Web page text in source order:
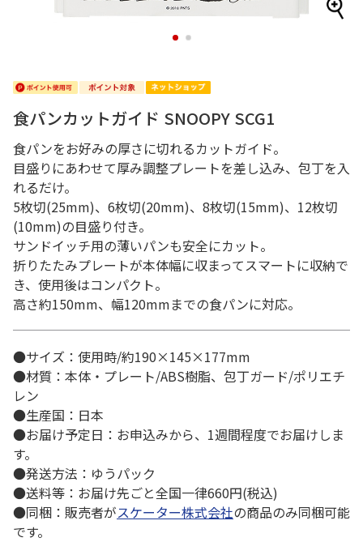
1 2
食パンカットガイド SNOOPY SCG1
食パンをお好みの厚さに切れるカットガイド。
目盛りにあわせて厚み調整プレートを差し込み、包丁を入
れるだけ。
5枚切(25mm)、6枚切(20mm)、8枚切(15mm)、12枚切
(10mm)の目盛り付き。
サンドイッチ用の薄いパンも安全にカット。
折りたたみプレートが本体幅に収まってスマートに収納で
き、使用後はコンパクト。
高さ約150mm、幅120mmまでの食パンに対応。
●サイズ：使用時/約190×145×177mm
●材質：本体・プレート/ABS樹脂、包丁ガード/ポリエチ
レン
●生産国：日本
●お届け予定日：お申込みから、1週間程度でお届けしま
す。
●発送方法：ゆうパック
●送料等：お届け先ごと全国一律660円(税込)
●同梱：販売者がスケーター株式会社の商品のみ同梱可能
です。